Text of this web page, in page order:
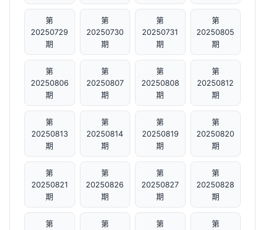
第
20250729
期
第
20250730
期
第
20250731
期
第
20250805
期
第
20250806
期
第
20250807
期
第
20250808
期
第
20250812
期
第
20250813
期
第
20250814
期
第
20250819
期
第
20250820
期
第
20250821
期
第
20250826
期
第
20250827
期
第
20250828
期
第
第
第
第